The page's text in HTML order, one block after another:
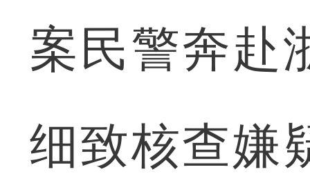
案民警奔赴
细致核查嫌